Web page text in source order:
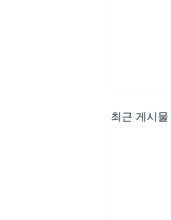
최근 게시물